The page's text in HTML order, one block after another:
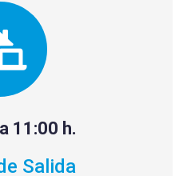
11:00 h.
Salida